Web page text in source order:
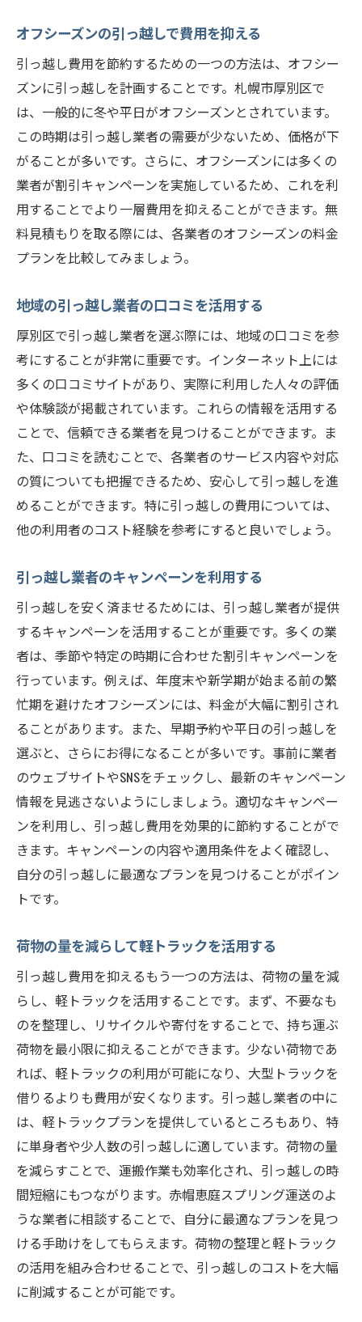
オフシーズンの引っ越しで費用を抑える
引っ越し費用を節約するための一つの方法は、オフシー
ズンに引っ越しを計画することです。札幌市厚別区で
は、一般的に冬や平日がオフシーズンとされています。
この時期は引っ越し業者の需要が少ないため、価格が下
がることが多いです。さらに、オフシーズンには多くの
業者が割引キャンペーンを実施しているため、これを利
用することでより一層費用を抑えることができます。無
料見積もりを取る際には、各業者のオフシーズンの料金
プランを比較してみましょう。
地域の引っ越し業者の口コミを活用する
厚別区で引っ越し業者を選ぶ際には、地域の口コミを参
考にすることが非常に重要です。インターネット上には
多くの口コミサイトがあり、実際に利用した人々の評価
や体験談が掲載されています。これらの情報を活用する
ことで、信頼できる業者を見つけることができます。ま
た、口コミを読むことで、各業者のサービス内容や対応
の質についても把握できるため、安心して引っ越しを進
めることができます。特に引っ越しの費用については、
他の利用者のコスト経験を参考にすると良いでしょう。
引っ越し業者のキャンペーンを利用する
引っ越しを安く済ませるためには、引っ越し業者が提供
するキャンペーンを活用することが重要です。多くの業
者は、季節や特定の時期に合わせた割引キャンペーンを
行っています。例えば、年度末や新学期が始まる前の繁
忙期を避けたオフシーズンには、料金が大幅に割引され
ることがあります。また、早期予約や平日の引っ越しを
選ぶと、さらにお得になることが多いです。事前に業者
のウェブサイトやSNSをチェックし、最新のキャンペーン
情報を見逃さないようにしましょう。適切なキャンペー
ンを利用し、引っ越し費用を効果的に節約することがで
きます。キャンペーンの内容や適用条件をよく確認し、
自分の引っ越しに最適なプランを見つけることがポイン
トです。
荷物の量を減らして軽トラックを活用する
引っ越し費用を抑えるもう一つの方法は、荷物の量を減
らし、軽トラックを活用することです。まず、不要なも
のを整理し、リサイクルや寄付をすることで、持ち運ぶ
荷物を最小限に抑えることができます。少ない荷物であ
れば、軽トラックの利用が可能になり、大型トラックを
借りるよりも費用が安くなります。引っ越し業者の中に
は、軽トラックプランを提供しているところもあり、特
に単身者や少人数の引っ越しに適しています。荷物の量
を減らすことで、運搬作業も効率化され、引っ越しの時
間短縮にもつながります。赤帽恵庭スプリング運送のよ
うな業者に相談することで、自分に最適なプランを見つ
ける手助けをしてもらえます。荷物の整理と軽トラック
の活用を組み合わせることで、引っ越しのコストを大幅
に削減することが可能です。